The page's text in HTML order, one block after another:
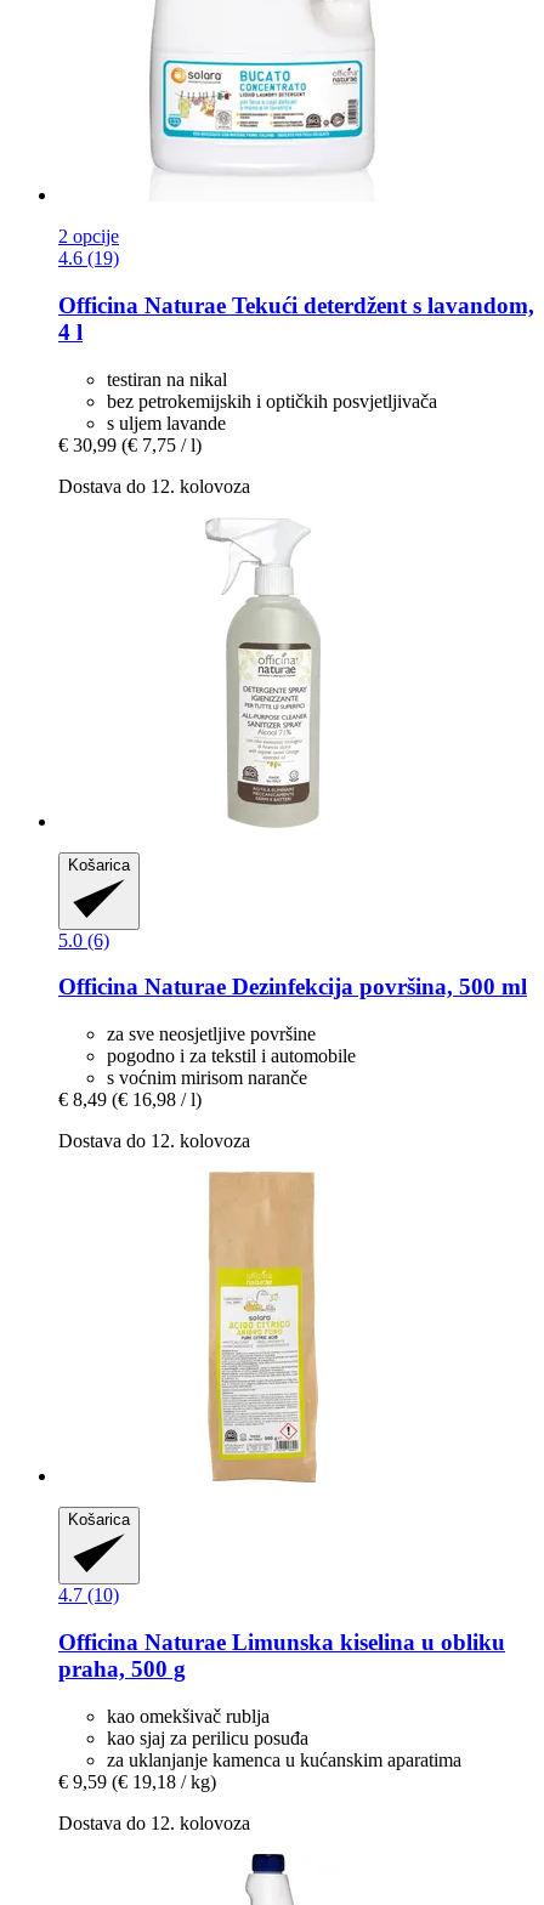
2 opcije
4.6 (19)
Officina Naturae Tekući deterdžent s lavandom,
4 l
testiran na nikal
bez petrokemijskih i optičkih posvjetljivača
s uljem lavande
€ 30,99 (€ 7,75 / l)
Dostava do 12. kolovoza
Košarica
5.0 (6)
Officina Naturae Dezinfekcija površina, 500 ml
za sve neosjetljive površine
pogodno i za tekstil i automobile
s voćnim mirisom naranče
€ 8,49 (€ 16,98 / l)
Dostava do 12. kolovoza
Košarica
4.7 (10)
Officina Naturae Limunska kiselina u obliku
praha, 500 g
kao omekšivač rublja
kao sjaj za perilicu posuđa
za uklanjanje kamenca u kućanskim aparatima
€ 9,59 (€ 19,18 / kg)
Dostava do 12. kolovoza